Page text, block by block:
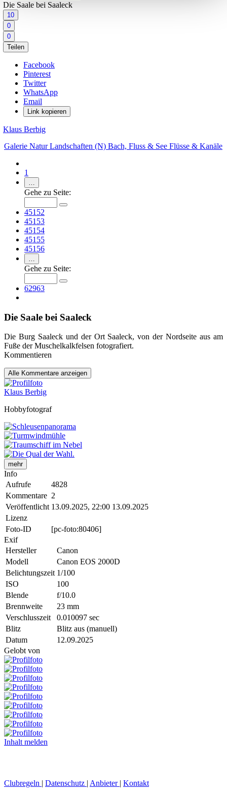
Die Saale bei Saaleck
10
0
0
Teilen
Facebook
Pinterest
Twitter
WhatsApp
Email
Link kopieren
Klaus Berbig
Galerie NaturLandschaften (N) Bach, Fluss & See Flüsse & Kanäle
1
…
Gehe zu Seite:
45152
45153
45154
45155
45156
…
Gehe zu Seite:
62963
Die Saale bei Saaleck
Die Burg Saaleck und der Ort Saaleck, von der Nordseite aus am
Fuße der Muschelkalkfelsen fotografiert.
Kommentieren
Alle Kommentare anzeigen
Klaus Berbig
Hobbyfotograf
mehr
Info
Aufrufe
4828
Kommentare 2
Veröffentlicht 13.09.2025, 22:00 13.09.2025
Lizenz
Foto-ID
[pc-foto:80406]
Exif
Hersteller
Canon
Modell
Canon EOS 2000D
Belichtungszeit 1/100
ISO
100
Blende
f/10.0
Brennweite
23 mm
Verschlusszeit
0.010097 sec
Blitz
Blitz aus (manuell)
Datum
12.09.2025
Gelobt von
Inhalt melden
Clubregeln | Datenschutz | Anbieter | Kontakt